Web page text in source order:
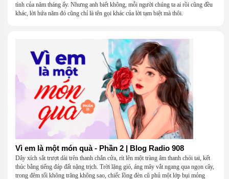
tình của năm tháng ấy. Nhưng anh biết không, mỗi người chúng ta ai rồi cũng đều
khác, lời hứa năm đó cũng chỉ là tên gọi khác của lời tạm biệt mà thôi.
Vì em là một món quà - Phần 2 | Blog Radio 908
Dây xích sắt trượt dài trên thanh chắn cửa, rít lên một tràng âm thanh chói tai, kết
thúc bằng tiếng đáp đất nặng trịch. Trời lặng gió, áng mây vắt ngang qua ngọn cây,
trong đêm tối không trăng không sao, chiếc lồng đèn cũ phủ một lớp bụi mỏng